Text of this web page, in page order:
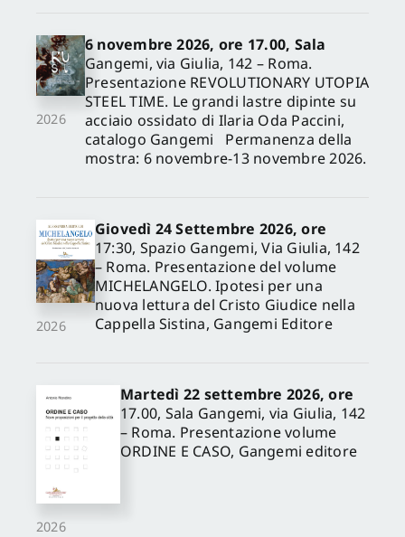
2026
6 novembre 2026, ore 17.00, Sala
Gangemi, via Giulia, 142 – Roma.
Presentazione REVOLUTIONARY UTOPIA
STEEL TIME. Le grandi lastre dipinte su
acciaio ossidato di Ilaria Oda Paccini,
catalogo Gangemi Permanenza della
mostra: 6 novembre-13 novembre 2026.
2026
Giovedì 24 Settembre 2026, ore
17:30, Spazio Gangemi, Via Giulia, 142
– Roma. Presentazione del volume
MICHELANGELO. Ipotesi per una
nuova lettura del Cristo Giudice nella
Cappella Sistina, Gangemi Editore
2026
Martedì 22 settembre 2026, ore
17.00, Sala Gangemi, via Giulia, 142
– Roma. Presentazione volume
ORDINE E CASO, Gangemi editore